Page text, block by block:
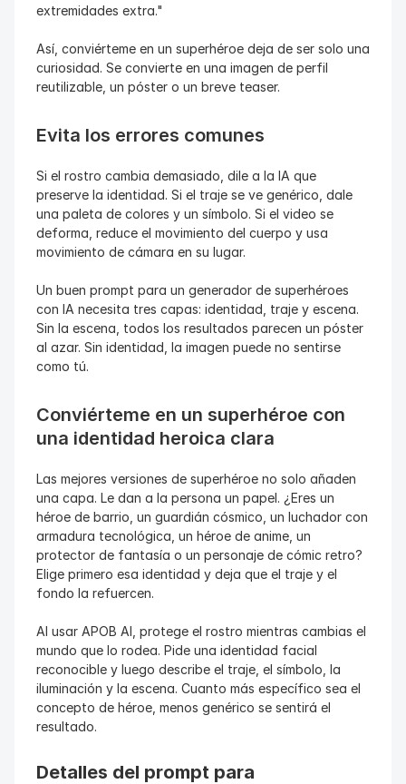
extremidades extra."
Así, conviérteme en un superhéroe deja de ser solo una
curiosidad. Se convierte en una imagen de perfil
reutilizable, un póster o un breve teaser.
Evita los errores comunes
Si el rostro cambia demasiado, dile a la IA que
preserve la identidad. Si el traje se ve genérico, dale
una paleta de colores y un símbolo. Si el video se
deforma, reduce el movimiento del cuerpo y usa
movimiento de cámara en su lugar.
Un buen prompt para un generador de superhéroes
con IA necesita tres capas: identidad, traje y escena.
Sin la escena, todos los resultados parecen un póster
al azar. Sin identidad, la imagen puede no sentirse
como tú.
Conviérteme en un superhéroe con
una identidad heroica clara
Las mejores versiones de superhéroe no solo añaden
una capa. Le dan a la persona un papel. ¿Eres un
héroe de barrio, un guardián cósmico, un luchador con
armadura tecnológica, un héroe de anime, un
protector de fantasía o un personaje de cómic retro?
Elige primero esa identidad y deja que el traje y el
fondo la refuercen.
Al usar APOB AI, protege el rostro mientras cambias el
mundo que lo rodea. Pide una identidad facial
reconocible y luego describe el traje, el símbolo, la
iluminación y la escena. Cuanto más específico sea el
concepto de héroe, menos genérico se sentirá el
resultado.
Detalles del prompt para